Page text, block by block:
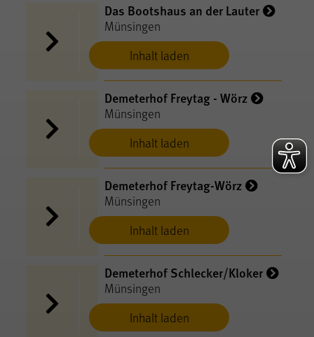
Inhalt laden
Das Bootshaus an der Lauter
Münsingen
Inhalt laden
Demeterhof Freytag - Wörz
Münsingen
Inhalt laden
Demeterhof Freytag-Wörz
Münsingen
Inhalt laden
Demeterhof Schlecker/Kloker
Münsingen